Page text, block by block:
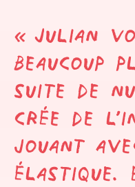
« Julian
beaucoup
suite de
crée de
jouant
élastique.